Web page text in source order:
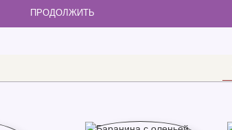
ПРОДОЛЖИТЬ